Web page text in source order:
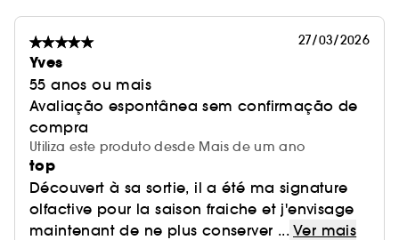
27/03/2026
Yves
55 anos ou mais
Avaliação espontânea sem confirmação de
compra
Utiliza este produto desde Mais de um ano
top
Découvert à sa sortie, il a été ma signature
olfactive pour la saison fraiche et j'envisage
maintenant de ne plus conserver ... Ver mais